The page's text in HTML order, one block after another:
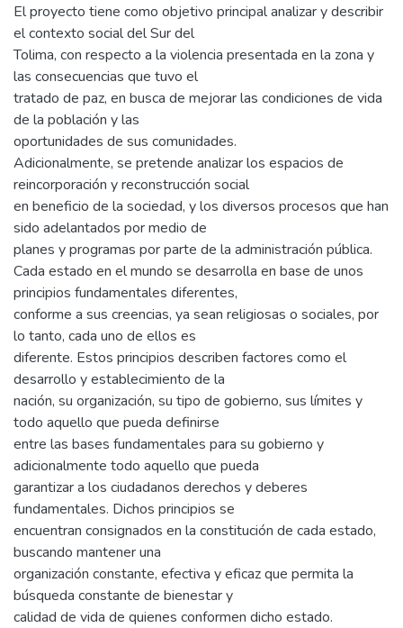
El proyecto tiene como objetivo principal analizar y describir
el contexto social del Sur del
Tolima, con respecto a la violencia presentada en la zona y
las consecuencias que tuvo el
tratado de paz, en busca de mejorar las condiciones de vida
de la población y las
oportunidades de sus comunidades.
Adicionalmente, se pretende analizar los espacios de
reincorporación y reconstrucción social
en beneficio de la sociedad, y los diversos procesos que han
sido adelantados por medio de
planes y programas por parte de la administración pública.
Cada estado en el mundo se desarrolla en base de unos
principios fundamentales diferentes,
conforme a sus creencias, ya sean religiosas o sociales, por
lo tanto, cada uno de ellos es
diferente. Estos principios describen factores como el
desarrollo y establecimiento de la
nación, su organización, su tipo de gobierno, sus límites y
todo aquello que pueda definirse
entre las bases fundamentales para su gobierno y
adicionalmente todo aquello que pueda
garantizar a los ciudadanos derechos y deberes
fundamentales. Dichos principios se
encuentran consignados en la constitución de cada estado,
buscando mantener una
organización constante, efectiva y eficaz que permita la
búsqueda constante de bienestar y
calidad de vida de quienes conformen dicho estado.